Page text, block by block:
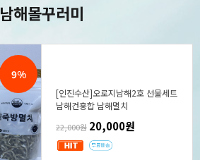
남해몰꾸러미
9%
[인진수산]오로지남해2호 선물세트
남해건홍합 남해멸치
22,000원 20,000원